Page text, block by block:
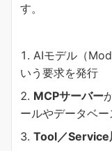
す。
AIモデル（
いう要求を発行
MCPサーバー
ールやデータベ
Tool／Service